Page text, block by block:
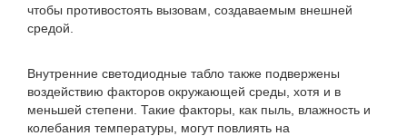
чтобы противостоять вызовам, создаваемым внешней
средой.
Внутренние светодиодные табло также подвержены
воздействию факторов окружающей среды, хотя и в
меньшей степени. Такие факторы, как пыль, влажность и
колебания температуры, могут повлиять на